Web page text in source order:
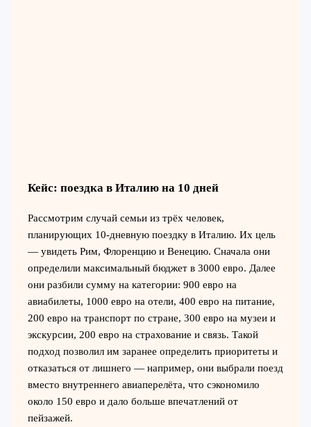
Кейс: поездка в Италию на 10 дней
Рассмотрим случай семьи из трёх человек,
планирующих 10-дневную поездку в Италию. Их цель
— увидеть Рим, Флоренцию и Венецию. Сначала они
определили максимальный бюджет в 3000 евро. Далее
они разбили сумму на категории: 900 евро на
авиабилеты, 1000 евро на отели, 400 евро на питание,
200 евро на транспорт по стране, 300 евро на музеи и
экскурсии, 200 евро на страхование и связь. Такой
подход позволил им заранее определить приоритеты и
отказаться от лишнего — например, они выбрали поезд
вместо внутреннего авиаперелёта, что сэкономило
около 150 евро и дало больше впечатлений от
пейзажей.